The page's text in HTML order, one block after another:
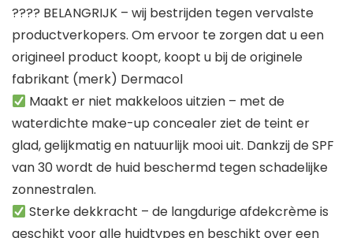
???? BELANGRIJK – wij bestrijden tegen vervalste
productverkopers. Om ervoor te zorgen dat u een
origineel product koopt, koopt u bij de originele
fabrikant (merk) Dermacol
Maakt er niet makkeloos uitzien – met de
waterdichte make-up concealer ziet de teint er
glad, gelijkmatig en natuurlijk mooi uit. Dankzij de SPF
van 30 wordt de huid beschermd tegen schadelijke
zonnestralen.
Sterke dekkracht – de langdurige afdekcrème is
geschikt voor alle huidtypes en beschikt over een